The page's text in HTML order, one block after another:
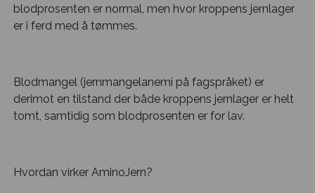
blodprosenten er normal, men hvor kroppens jernlager
er i ferd med å tømmes.
Blodmangel (jernmangelanemi på fagspråket) er
derimot en tilstand der både kroppens jernlager er helt
tomt, samtidig som blodprosenten er for lav.
Hvordan virker AminoJern?